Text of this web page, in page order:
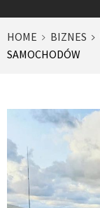
HOME BIZNES
SAMOCHODÓW